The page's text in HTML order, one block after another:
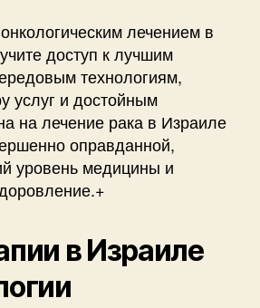
лечением в
доступ к лучшим
технологиям,
услуг и достойным
на лечение рака в Израиле
оправданной,
уровень медицины и
в Израиле